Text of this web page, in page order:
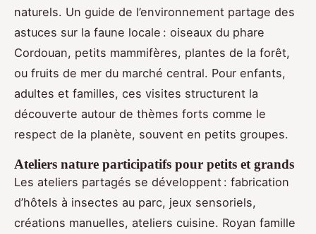
naturels. Un guide de l’environnement partage des
astuces sur la faune locale : oiseaux du phare
Cordouan, petits mammifères, plantes de la forêt,
ou fruits de mer du marché central. Pour enfants,
adultes et familles, ces visites structurent la
découverte autour de thèmes forts comme le
respect de la planète, souvent en petits groupes.
Ateliers nature participatifs pour petits et grands
Les ateliers partagés se développent : fabrication
d’hôtels à insectes au parc, jeux sensoriels,
créations manuelles, ateliers cuisine. Royan famille